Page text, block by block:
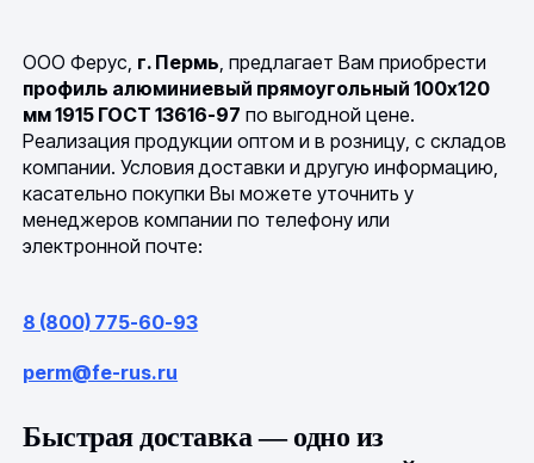
ООО Ферус, г. Пермь, предлагает Вам приобрести
профиль алюминиевый прямоугольный 100х120
мм 1915 ГОСТ 13616-97 по выгодной цене.
Реализация продукции оптом и в розницу, с складов
компании. Условия доставки и другую информацию,
касательно покупки Вы можете уточнить у
менеджеров компании по телефону или
электронной почте:
8 (800) 775-60-93
perm@fe-rus.ru
Быстрая доставка — одно из